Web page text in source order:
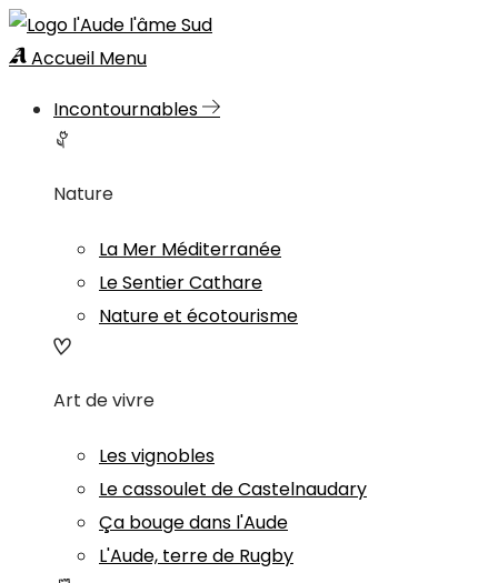
Accueil Menu
Incontournables
Nature
La Mer Méditerranée
Le Sentier Cathare
Nature et écotourisme
Art de vivre
Les vignobles
Le cassoulet de Castelnaudary
Ça bouge dans l'Aude
L'Aude, terre de Rugby